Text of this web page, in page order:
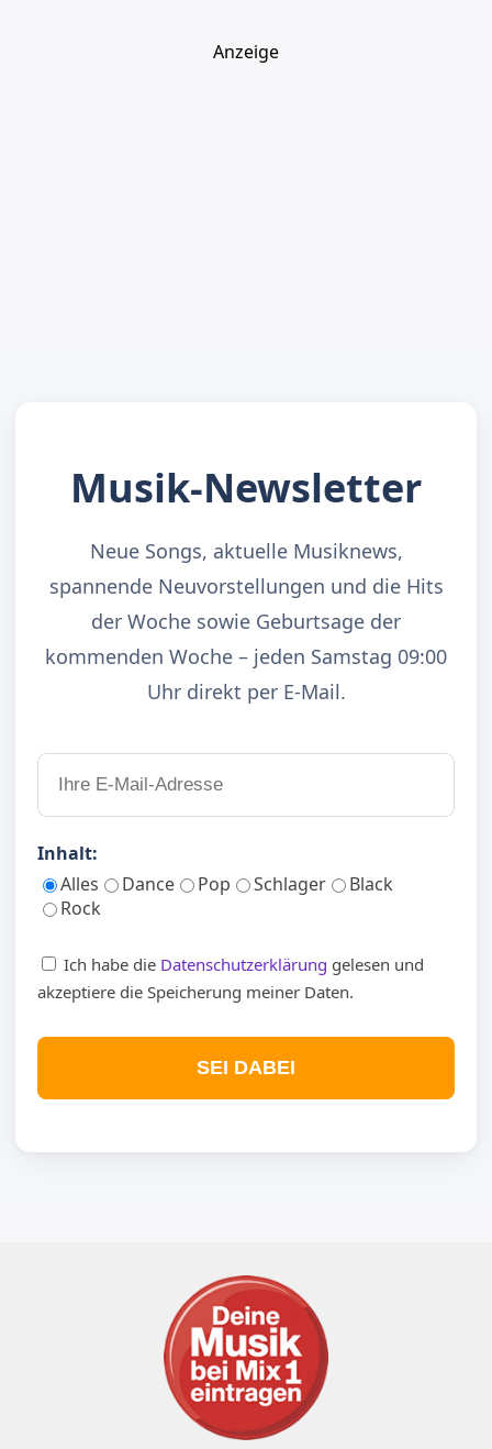
Anzeige
Musik-Newsletter
Neue Songs, aktuelle Musiknews,
spannende Neuvorstellungen und die Hits
der Woche sowie Geburtsage der
kommenden Woche – jeden Samstag 09:00
Uhr direkt per E-Mail.
Inhalt:
Alles
Dance Pop Schlager
Black
Rock
Ich habe die Datenschutzerklärung gelesen und
akzeptiere die Speicherung meiner Daten.
SEI DABEI